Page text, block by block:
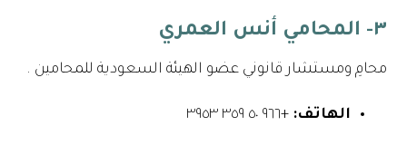
٣- المحامي أنس العمري
محامِ ومستشار قانوني عضو الهيئة السعودية للمحامين .
الهاتف: +٩٦٦ ٥٠ ٣٥٩ ٣٩٥٣